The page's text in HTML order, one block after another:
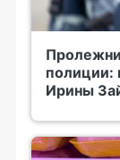
полиции:
Ирины